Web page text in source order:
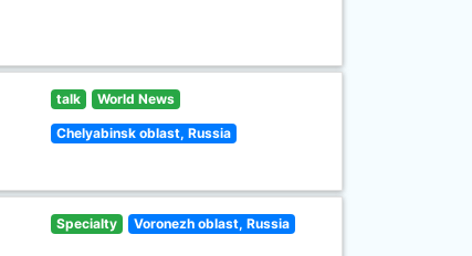
talk World News
Chelyabinsk oblast, Russia
Specialty Voronezh oblast, Russia